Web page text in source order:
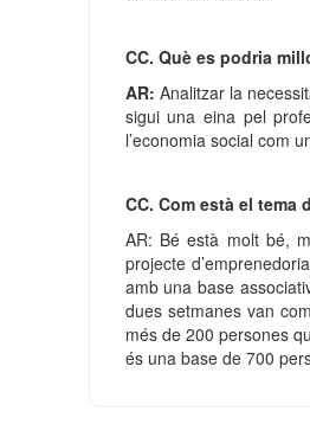
CC. Què es podria
AR: Analitzar la
sigui una eina pel
l’economia social com
CC. Com està el tema
AR: Bé està molt bé,
projecte
amb una base
dues setmanes van
més de 200 persones
és una base de 700